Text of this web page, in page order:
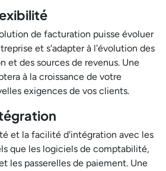
de facturation puisse évoluer
et s'adapter à l'évolution des
et des sources de revenus. Une
à la croissance de votre
exigences de vos clients.
et la facilité d'intégration avec les
que les logiciels de comptabilité,
les passerelles de paiement. Une